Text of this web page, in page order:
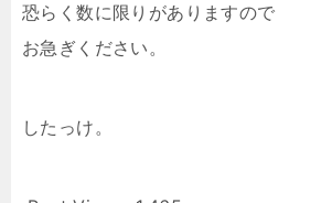
恐らく数に限りがありますので
お急ぎください。
したっけ。